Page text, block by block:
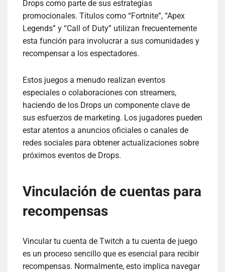
Drops como parte de sus estrategias
promocionales. Títulos como “Fortnite”, “Apex
Legends” y “Call of Duty” utilizan frecuentemente
esta función para involucrar a sus comunidades y
recompensar a los espectadores.
Estos juegos a menudo realizan eventos
especiales o colaboraciones con streamers,
haciendo de los Drops un componente clave de
sus esfuerzos de marketing. Los jugadores pueden
estar atentos a anuncios oficiales o canales de
redes sociales para obtener actualizaciones sobre
próximos eventos de Drops.
Vinculación de cuentas para
recompensas
Vincular tu cuenta de Twitch a tu cuenta de juego
es un proceso sencillo que es esencial para recibir
recompensas. Normalmente, esto implica navegar